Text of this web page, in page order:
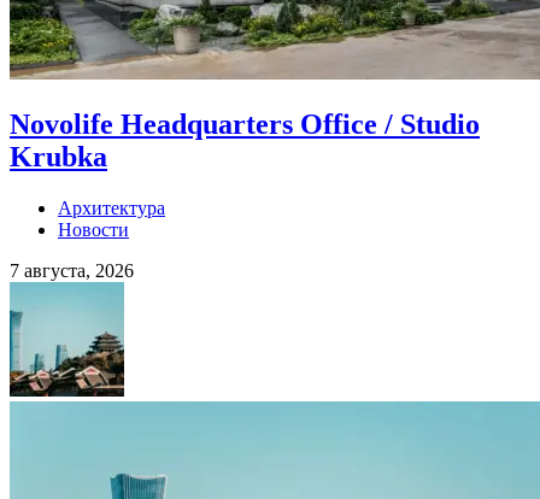
Novolife Headquarters Office / Studio
Krubka
Архитектура
Новости
7 августа, 2026